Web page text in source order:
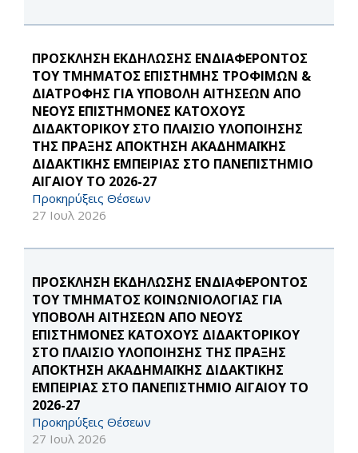
ΠΡΟΣΚΛΗΣΗ ΕΚΔΗΛΩΣΗΣ ΕΝΔΙΑΦΕΡΟΝΤΟΣ
ΤΟΥ ΤΜΗΜΑΤΟΣ ΕΠΙΣΤΗΜΗΣ ΤΡΟΦΙΜΩΝ &
ΔΙΑΤΡΟΦΗΣ ΓΙΑ ΥΠΟΒΟΛΗ ΑΙΤΗΣΕΩΝ ΑΠΟ
ΝΕΟΥΣ ΕΠΙΣΤΗΜΟΝΕΣ ΚΑΤΟΧΟΥΣ
ΔΙΔΑΚΤΟΡΙΚΟΥ ΣΤΟ ΠΛΑΙΣΙΟ ΥΛΟΠΟΙΗΣΗΣ
ΤΗΣ ΠΡΑΞΗΣ ΑΠΟΚΤΗΣΗ ΑΚΑΔΗΜΑΪΚΗΣ
ΔΙΔΑΚΤΙΚΗΣ ΕΜΠΕΙΡΙΑΣ ΣΤΟ ΠΑΝΕΠΙΣΤΗΜΙΟ
ΑΙΓΑΙΟΥ ΤΟ 2026-27
Προκηρύξεις Θέσεων
27 Ιουλ 2026
ΠΡΟΣΚΛΗΣΗ ΕΚΔΗΛΩΣΗΣ ΕΝΔΙΑΦΕΡΟΝΤΟΣ
ΤΟΥ ΤΜΗΜΑΤΟΣ ΚΟΙΝΩΝΙΟΛΟΓΙΑΣ ΓΙΑ
ΥΠΟΒΟΛΗ ΑΙΤΗΣΕΩΝ ΑΠΟ ΝΕΟΥΣ
ΕΠΙΣΤΗΜΟΝΕΣ ΚΑΤΟΧΟΥΣ ΔΙΔΑΚΤΟΡΙΚΟΥ
ΣΤΟ ΠΛΑΙΣΙΟ ΥΛΟΠΟΙΗΣΗΣ ΤΗΣ ΠΡΑΞΗΣ
ΑΠΟΚΤΗΣΗ ΑΚΑΔΗΜΑΪΚΗΣ ΔΙΔΑΚΤΙΚΗΣ
ΕΜΠΕΙΡΙΑΣ ΣΤΟ ΠΑΝΕΠΙΣΤΗΜΙΟ ΑΙΓΑΙΟΥ ΤΟ
2026-27
Προκηρύξεις Θέσεων
27 Ιουλ 2026